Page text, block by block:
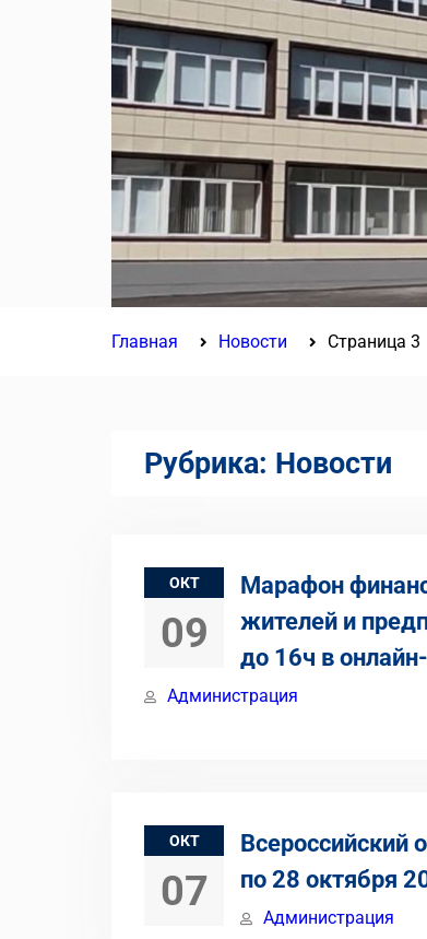
Главная Новости Страница 3
Рубрика: Новости
ОКТ
09
Марафон
жителей и
до 16ч в
Администрация
ОКТ
07
Всероссийский
по 28 октября
Администрация